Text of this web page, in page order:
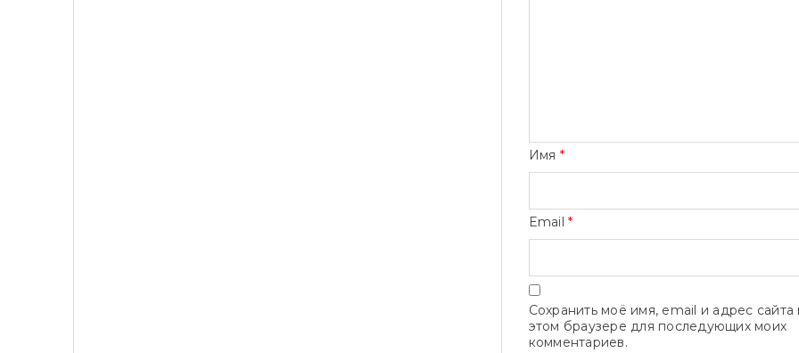
Имя *
Email*
Сохранить моё имя, email и адрес сайта
этом браузере для последующих моих
комментариев.